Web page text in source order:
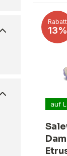
Rabatt
13%
auf